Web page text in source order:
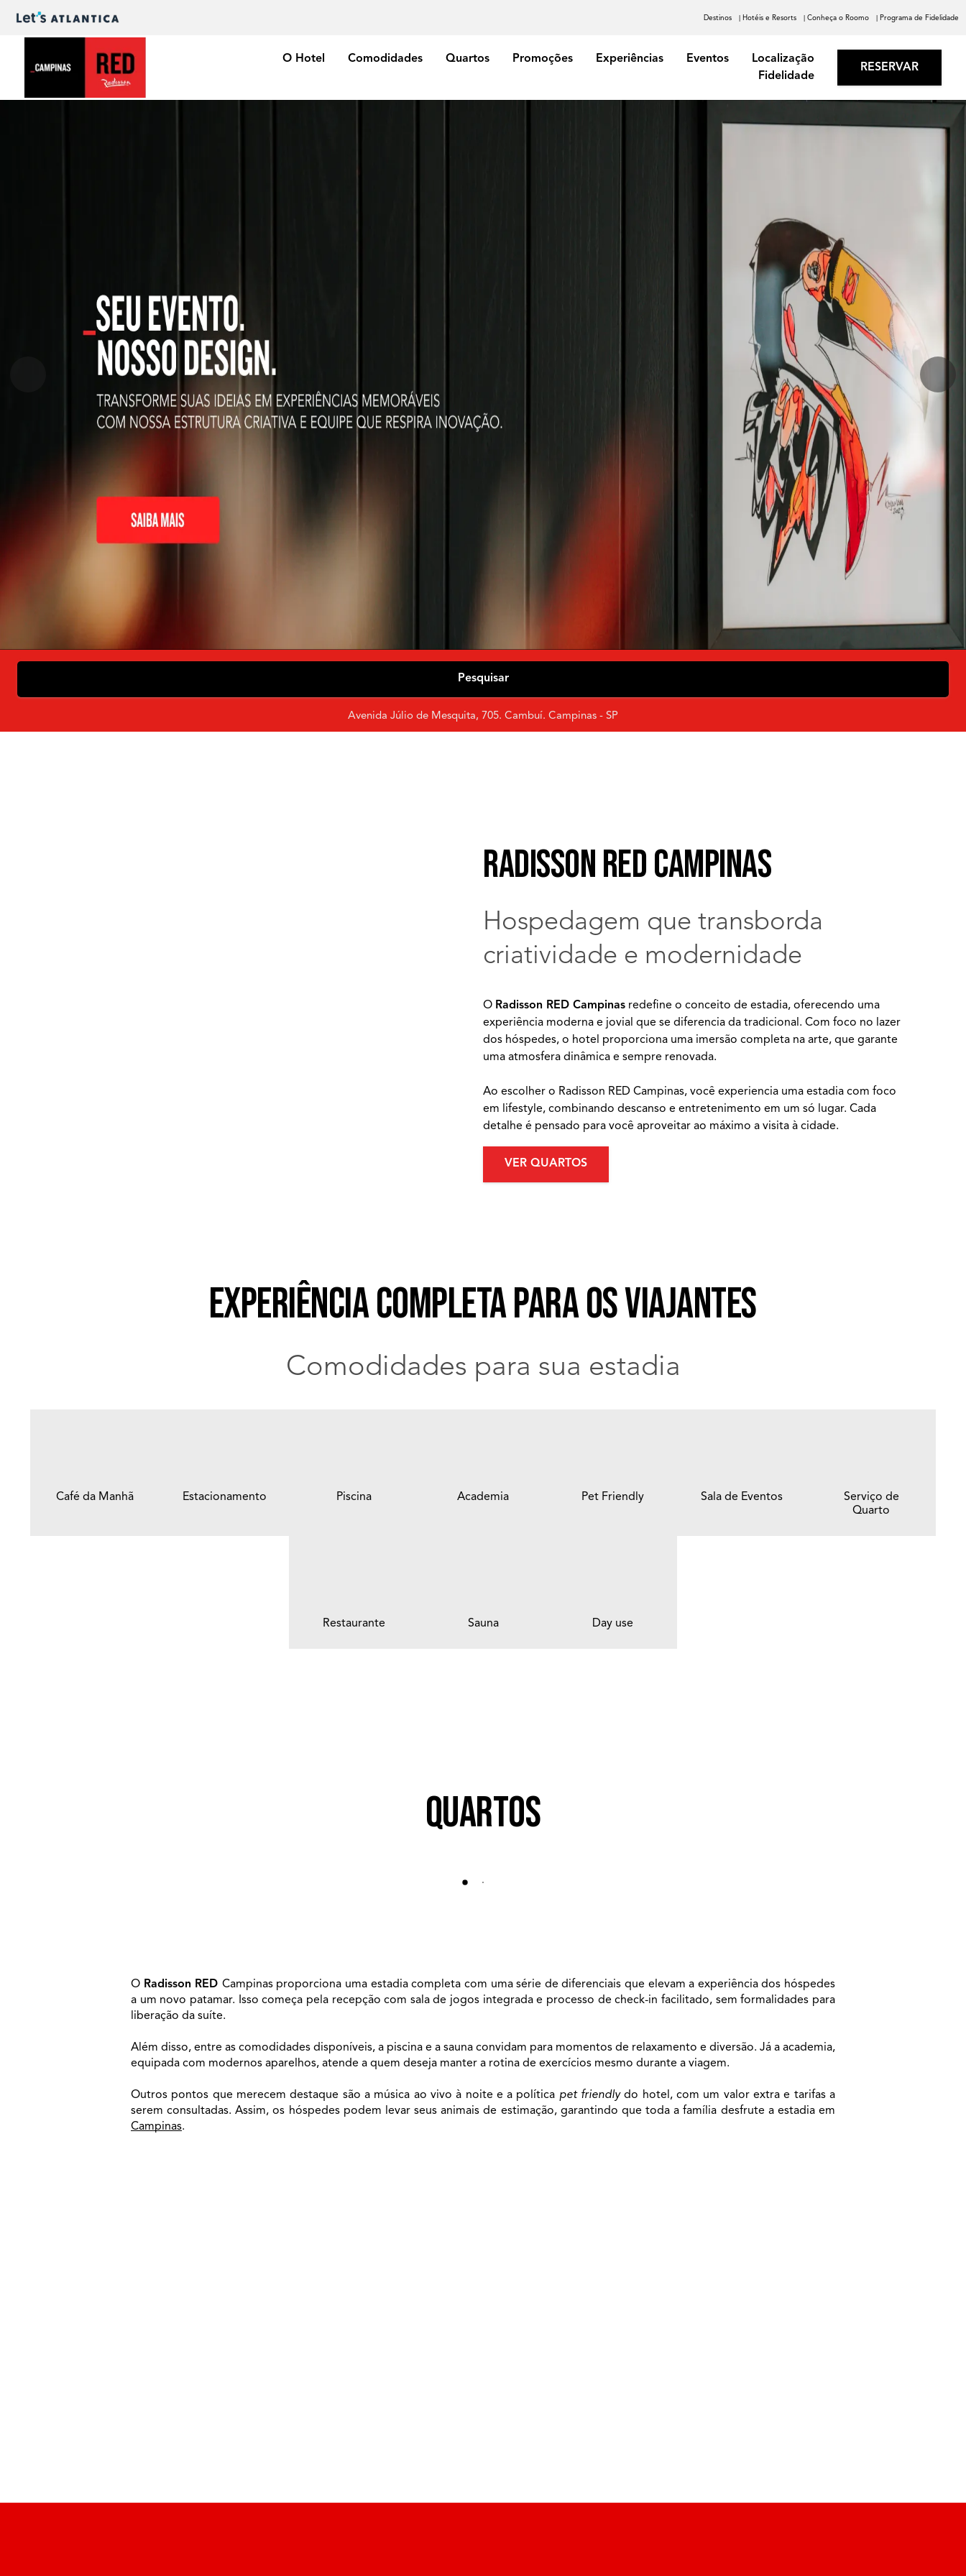
Destinos | Hotéis e Resorts | Conheça o Roomo | Programa de Fidelidade
O Hotel Comodidades Quartos Promoções Experiências Eventos
Localização
Fidelidade
RESERVAR
Pesquisar
Avenida Júlio de Mesquita, 705. Cambuí. Campinas - SP
Radisson RED Campinas
Hospedagem que transborda
criatividade e modernidade
O Radisson RED Campinas redefine o conceito de estadia, oferecendo uma
experiência moderna e jovial que se diferencia da tradicional. Com foco no lazer
dos hóspedes, o hotel proporciona uma imersão completa na arte, que garante
uma atmosfera dinâmica e sempre renovada.
Ao escolher o Radisson RED Campinas, você experiencia uma estadia com foco
em lifestyle, combinando descanso e entretenimento em um só lugar. Cada
detalhe é pensado para você aproveitar ao máximo a visita à cidade.
VER QUARTOS
Experiência completa para os viajantes
Comodidades para sua estadia
Café da Manhã Estacionamento Piscina Academia Pet Friendly Sala de Eventos
Serviço de
Quarto
Restaurante Sauna Day use
Quartos
O Radisson RED Campinas proporciona uma estadia completa com uma série de diferenciais que elevam a experiência dos hóspedes
a um novo patamar. Isso começa pela recepção com sala de jogos integrada e processo de check-in facilitado, sem formalidades para
liberação da suíte.
Além disso, entre as comodidades disponíveis, a piscina e a sauna convidam para momentos de relaxamento e diversão. Já a academia,
equipada com modernos aparelhos, atende a quem deseja manter a rotina de exercícios mesmo durante a viagem.
Outros pontos que merecem destaque são a música ao vivo à noite e a política pet friendly do hotel, com um valor extra e tarifas a
Campinas.